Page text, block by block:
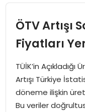
GÜNCEL
SAĞLIK
EĞITIM
SPOR
ÖTV Artışı
Fiyatları
TÜİK’in
Artışı Türkiye
döneme ilişkin
Bu veriler